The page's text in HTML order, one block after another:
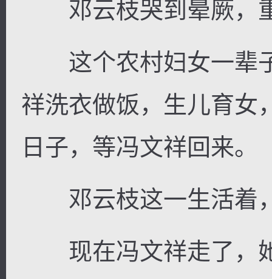
邓云枝哭到晕厥，
这个农村妇女一辈
祥洗衣做饭，生儿育女
日子，等冯文祥回来。
邓云枝这一生活着
现在冯文祥走了，